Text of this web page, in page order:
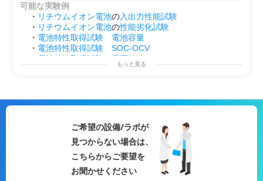
タ、インバータならモータ)
可能な実験例
・ リチウムイオン電池の入出力性能試験
・ リチウムイオン電池の性能劣化試験
・ 電池特性取得試験
電池容量
・ 電池特性取得試験
SOC-OCV
電池特性取得試験
電圧特性
温度 特性
・効率(損失)測定
・制御性能確認
等
・第2のラボとして！
プロジェクトを始める前の 予備実験などに！
・自社で行えないサイドプロジェクト を行う場としての
もっと見る
ご希望の設備/ラボが
見つからない場合は、
こちらからご要望を
お聞かせください